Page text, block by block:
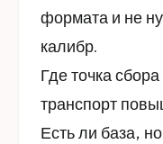
формата и не
калибр.
Где точка
транспорт
Есть ли база,